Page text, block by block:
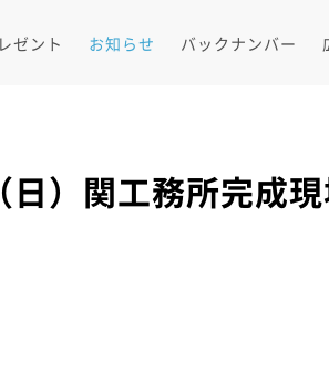
ゼント お知らせ バックナンバー
）関工務所完成